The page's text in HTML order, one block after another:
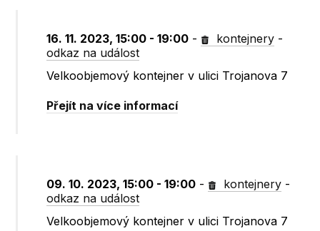
16. 11. 2023, 15:00 - 19:00 - kontejnery -
odkaz na událost
Velkoobjemový kontejner v ulici Trojanova 7
Přejít na více informací
09. 10. 2023, 15:00 - 19:00 - kontejnery -
odkaz na událost
Velkoobjemový kontejner v ulici Trojanova 7